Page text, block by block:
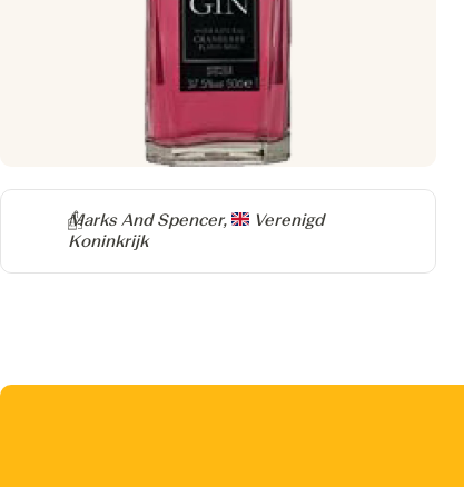
Producer
Marks And Spencer,
Verenigd
Koninkrijk